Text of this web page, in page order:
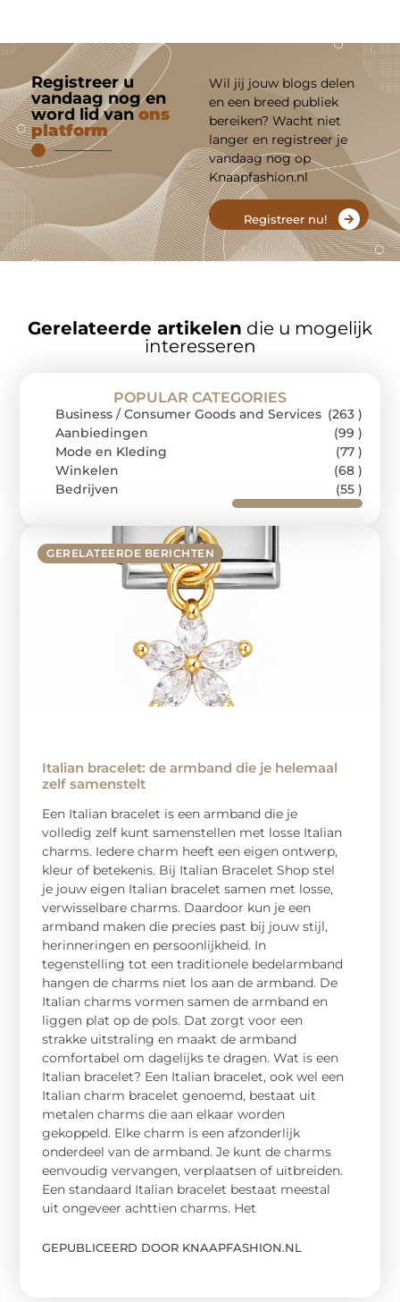
Registreer u
vandaag nog en
word lid vanons
platform
Wil jij jouw blogs delen
en een breed publiek
bereiken? Wacht niet
langer en registreer je
vandaag nog op
Knaapfashion.nl
Registreer nu!
Gerelateerde artikelen die u mogelijk
interesseren
GERELATEERDE BERICHTEN
Italian bracelet: de armband die je helemaal
zelf samenstelt
Een Italian bracelet is een armband die je
volledig zelf kunt samenstellen met losse Italian
charms. Iedere charm heeft een eigen ontwerp,
kleur of betekenis. Bij Italian Bracelet Shop stel
je jouw eigen Italian bracelet samen met losse,
verwisselbare charms. Daardoor kun je een
armband maken die precies past bij jouw stijl,
herinneringen en persoonlijkheid. In
tegenstelling tot een traditionele bedelarmband
hangen de charms niet los aan de armband. De
Italian charms vormen samen de armband en
liggen plat op de pols. Dat zorgt voor een
strakke uitstraling en maakt de armband
comfortabel om dagelijks te dragen. Wat is een
Italian bracelet? Een Italian bracelet, ook wel een
Italian charm bracelet genoemd, bestaat uit
metalen charms die aan elkaar worden
gekoppeld. Elke charm is een afzonderlijk
onderdeel van de armband. Je kunt de charms
eenvoudig vervangen, verplaatsen of uitbreiden.
Een standaard Italian bracelet bestaat meestal
uit ongeveer achttien charms. Het
GEPUBLICEERD DOOR KNAAPFASHION.NL
POPULAR CATEGORIES
Business / Consumer Goods and Services (263 )
Aanbiedingen
(99 )
Mode en Kleding
(77 )
Winkelen
(68 )
Bedrijven
(55 )